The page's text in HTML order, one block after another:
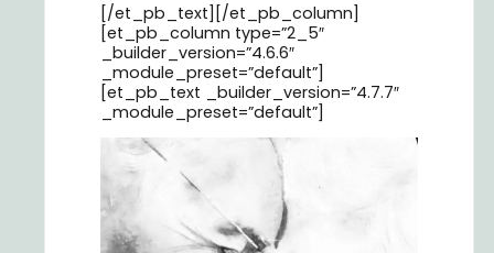
[/et_pb_text][/et_pb_column]
[et_pb_column type=”2_5″
_builder_version=”4.6.6″
_module_preset=”default”]
[et_pb_text _builder_version=”4.7.7″
_module_preset=”default”]